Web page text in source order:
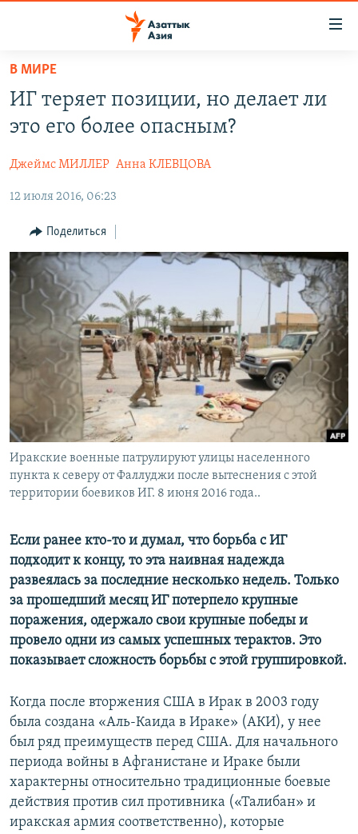
Вернуться
основному
содержанию
навигации
Вернутся
поиску
КАЗАХСТАН
УЗБЕКИСТАН
ТАДЖИКИСТАН
НОВОСТИ
НА ДРУГИХ ЯЗЫКАХ
ҚАЗАҚША
КЫРГЫЗЧА
ЎЗБЕКЧА
ТОҶИКӢ
TÜRKMENÇE
Все сайты РСЕ/РС
В МИРЕ
ИГ теряет позиции, но делает ли
это его более опасным?
Джеймс МИЛЛЕР Анна КЛЕВЦОВА
12 июля 2016, 06:23
Поделиться
Иракские военные патрулируют улицы населенного
пункта к северу от Фаллуджи после вытеснения с этой
территории боевиков ИГ. 8 июня 2016 года..
Если ранее кто-то и думал, что борьба с ИГ
подходит к концу, то эта наивная надежда
развеялась за последние несколько недель. Только
за прошедший месяц ИГ потерпело крупные
поражения, одержало свои крупные победы и
провело одни из самых успешных терактов. Это
показывает сложность борьбы с этой группировкой.
Когда после вторжения США в Ирак в 2003 году
была создана «Аль-Каида в Ираке» (АКИ), у нее
был ряд преимуществ перед США. Для начального
периода войны в Афганистане и Ираке были
характерны относительно традиционные боевые
действия против сил противника («Талибан» и
иракская армия соответственно), которые